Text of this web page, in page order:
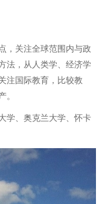
关注全球范围内与政
法，从人类学、经济学
注国际教育，比较教
。
、奥克兰大学、怀卡